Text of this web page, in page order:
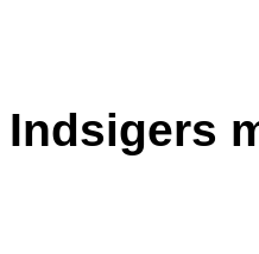
Indsigers